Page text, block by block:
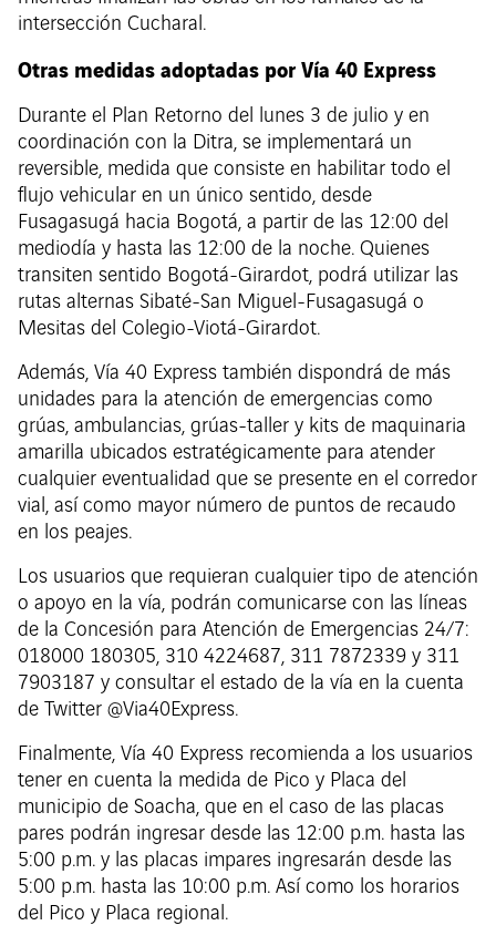
intersección Cucharal.
Otras medidas adoptadas por Vía 40 Express
Durante el Plan Retorno del lunes 3 de julio y en
coordinación con la Ditra, se implementará un
reversible, medida que consiste en habilitar todo el
flujo vehicular en un único sentido, desde
Fusagasugá hacia Bogotá, a partir de las 12:00 del
mediodía y hasta las 12:00 de la noche. Quienes
transiten sentido Bogotá-Girardot, podrá utilizar las
rutas alternas Sibaté-San Miguel-Fusagasugá o
Mesitas del Colegio-Viotá-Girardot.
Además, Vía 40 Express también dispondrá de más
unidades para la atención de emergencias como
grúas, ambulancias, grúas-taller y kits de maquinaria
amarilla ubicados estratégicamente para atender
cualquier eventualidad que se presente en el corredor
vial, así como mayor número de puntos de recaudo
en los peajes.
Los usuarios que requieran cualquier tipo de atención
o apoyo en la vía, podrán comunicarse con las líneas
de la Concesión para Atención de Emergencias 24/7:
018000 180305, 310 4224687, 311 7872339 y 311
7903187 y consultar el estado de la vía en la cuenta
de Twitter @Via40Express.
Finalmente, Vía 40 Express recomienda a los usuarios
tener en cuenta la medida de Pico y Placa del
municipio de Soacha, que en el caso de las placas
pares podrán ingresar desde las 12:00 p.m. hasta las
5:00 p.m. y las placas impares ingresarán desde las
5:00 p.m. hasta las 10:00 p.m. Así como los horarios
del Pico y Placa regional.